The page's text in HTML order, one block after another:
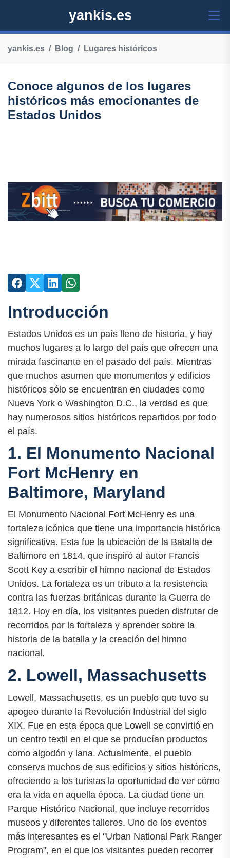
yankis.es
yankis.es Blog Lugares históricos
Conoce algunos de los lugares
históricos más emocionantes de
Estados Unidos
Introducción
Estados Unidos es un país lleno de historia, y hay
muchos lugares a lo largo del país que ofrecen una
mirada fascinante en el pasado del país. Mientras
que muchos asumen que monumentos y edificios
históricos sólo se encuentran en ciudades como
Nueva York o Washington D.C., la verdad es que
hay numerosos sitios históricos repartidos por todo
el país.
1. El Monumento Nacional
Fort McHenry en
Baltimore, Maryland
El Monumento Nacional Fort McHenry es una
fortaleza icónica que tiene una importancia histórica
significativa. Esta fue la ubicación de la Batalla de
Baltimore en 1814, que inspiró al autor Francis
Scott Key a escribir el himno nacional de Estados
Unidos. La fortaleza es un tributo a la resistencia
contra las fuerzas británicas durante la Guerra de
1812. Hoy en día, los visitantes pueden disfrutar de
recorridos por la fortaleza y aprender sobre la
historia de la batalla y la creación del himno
nacional.
2. Lowell, Massachusetts
Lowell, Massachusetts, es un pueblo que tuvo su
apogeo durante la Revolución Industrial del siglo
XIX. Fue en esta época que Lowell se convirtió en
un centro textil en el que se producían productos
como algodón y lana. Actualmente, el pueblo
conserva muchos de sus edificios y sitios históricos,
ofreciendo a los turistas la oportunidad de ver cómo
era la vida en aquella época. La ciudad tiene un
Parque Histórico Nacional, que incluye recorridos
museos y diferentes talleres. Uno de los eventos
más interesantes es el "Urban National Park Ranger
Program", en el que los visitantes pueden recorrer